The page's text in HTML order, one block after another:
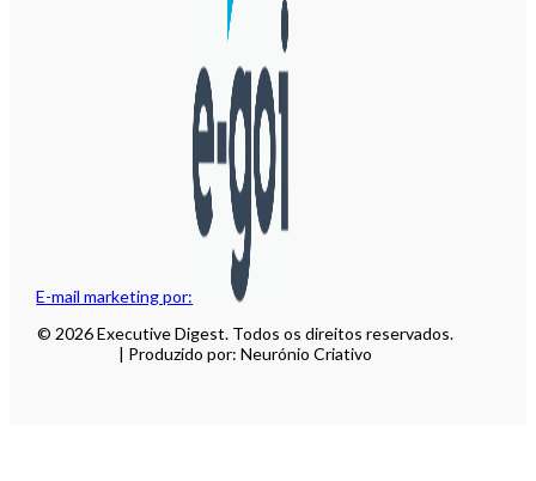
E-mail marketing por:
© 2026 Executive Digest. Todos os direitos reservados.
| Produzido por: Neurónio Criativo